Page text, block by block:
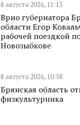
8 августа 2026, 11:13
Врио губернатора
области Егор
рабочей поездкой
Новозыбкове
8 августа 2026, 10:58
Брянская область
физкультурника